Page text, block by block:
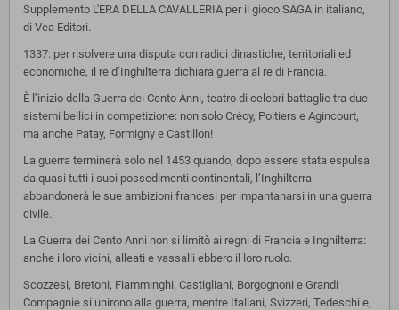
Supplemento L'ERA DELLA CAVALLERIA per il gioco SAGA in italiano,
di Vea Editori.
1337: per risolvere una disputa con radici dinastiche, territoriali ed
economiche, il re d’Inghilterra dichiara guerra al re di Francia.
È l’inizio della Guerra dei Cento Anni, teatro di celebri battaglie tra due
sistemi bellici in competizione: non solo Crécy, Poitiers e Agincourt,
ma anche Patay, Formigny e Castillon!
La guerra terminerà solo nel 1453 quando, dopo essere stata espulsa
da quasi tutti i suoi possedimenti continentali, l’Inghilterra
abbandonerà le sue ambizioni francesi per impantanarsi in una guerra
civile.
La Guerra dei Cento Anni non si limitò ai regni di Francia e Inghilterra:
anche i loro vicini, alleati e vassalli ebbero il loro ruolo.
Scozzesi, Bretoni, Fiamminghi, Castigliani, Borgognoni e Grandi
Compagnie si unirono alla guerra, mentre Italiani, Svizzeri, Tedeschi e,